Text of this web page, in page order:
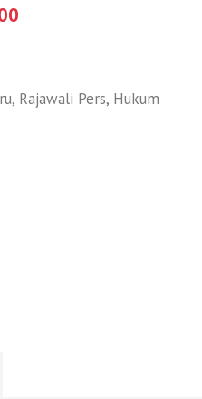
, Rajawali Pers, Hukum